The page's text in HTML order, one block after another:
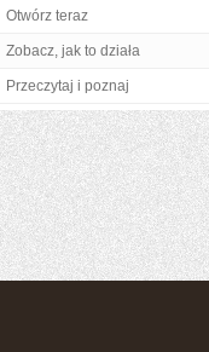
Otwórz teraz
Zobacz, jak to działa
Przeczytaj i poznaj